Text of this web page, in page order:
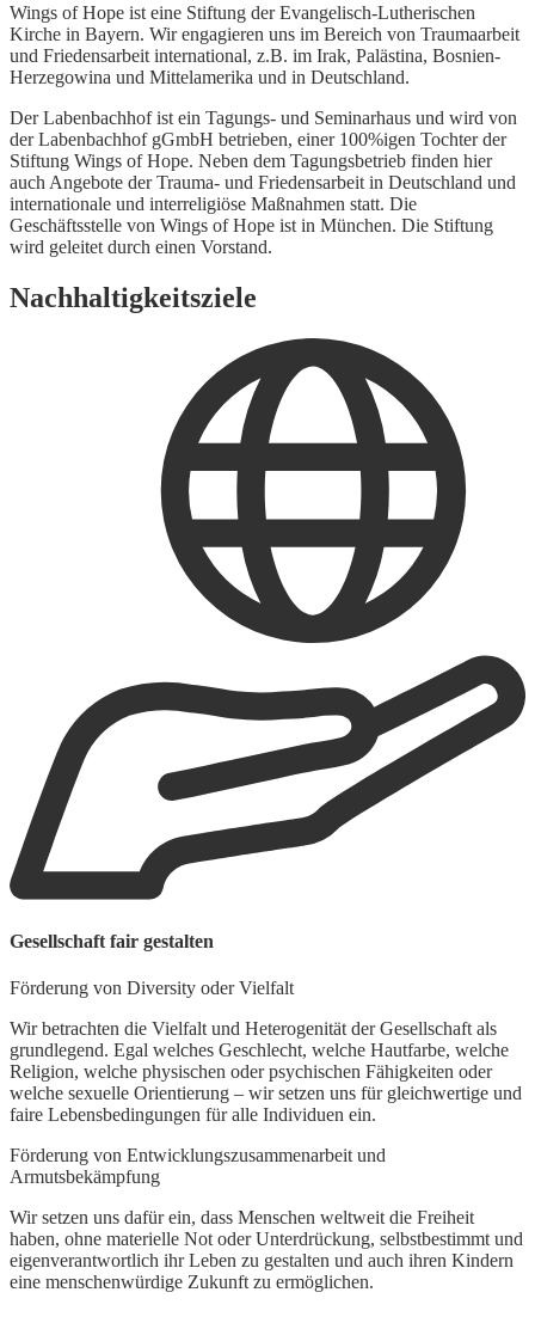
Wings of Hope ist eine Stiftung der Evangelisch-Lutherischen
Kirche in Bayern. Wir engagieren uns im Bereich von Traumaarbeit
und Friedensarbeit international, z.B. im Irak, Palästina, Bosnien-
Herzegowina und Mittelamerika und in Deutschland.
Der Labenbachhof ist ein Tagungs- und Seminarhaus und wird von
der Labenbachhof gGmbH betrieben, einer 100%igen Tochter der
Stiftung Wings of Hope. Neben dem Tagungsbetrieb finden hier
auch Angebote der Trauma- und Friedensarbeit in Deutschland und
internationale und interreligiöse Maßnahmen statt. Die
Geschäftsstelle von Wings of Hope ist in München. Die Stiftung
wird geleitet durch einen Vorstand.
Nachhaltigkeitsziele
Gesellschaft fair gestalten
Förderung von Diversity oder Vielfalt
Wir betrachten die Vielfalt und Heterogenität der Gesellschaft als
grundlegend. Egal welches Geschlecht, welche Hautfarbe, welche
Religion, welche physischen oder psychischen Fähigkeiten oder
welche sexuelle Orientierung – wir setzen uns für gleichwertige und
faire Lebensbedingungen für alle Individuen ein.
Förderung von Entwicklungszusammenarbeit und
Armutsbekämpfung
Wir setzen uns dafür ein, dass Menschen weltweit die Freiheit
haben, ohne materielle Not oder Unterdrückung, selbstbestimmt und
eigenverantwortlich ihr Leben zu gestalten und auch ihren Kindern
eine menschenwürdige Zukunft zu ermöglichen.